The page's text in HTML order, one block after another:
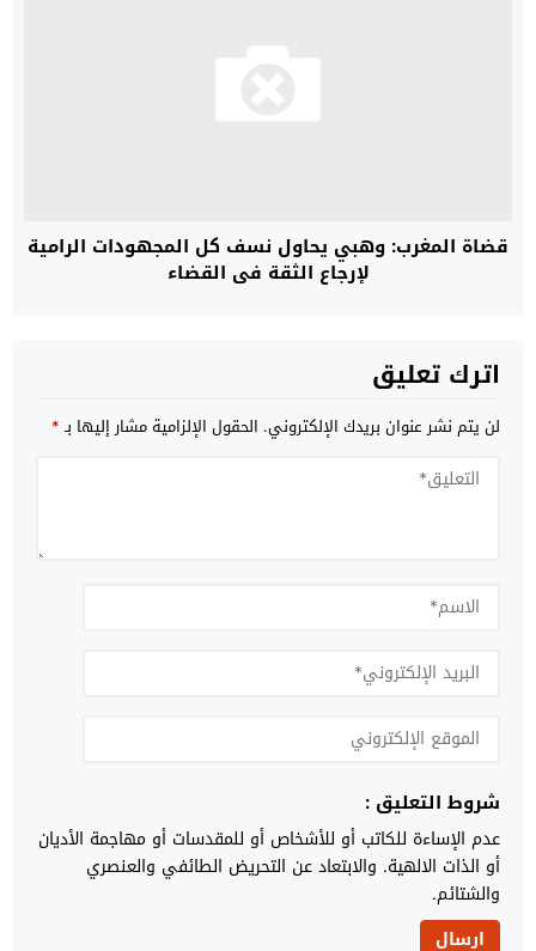
قضاة المغرب: وهبي يحاول نسف كل المجهودات الرامية
لإرجاع الثقة في القضاء
اترك تعليق
لن يتم نشر عنوان بريدك الإلكتروني. الحقول الإلزامية مشار إليها بـ*
شروط التعليق :
عدم الإساءة للكاتب أو للأشخاص أو للمقدسات أو مهاجمة الأديان
أو الذات الالهية. والابتعاد عن التحريض الطائفي والعنصري
والشتائم.